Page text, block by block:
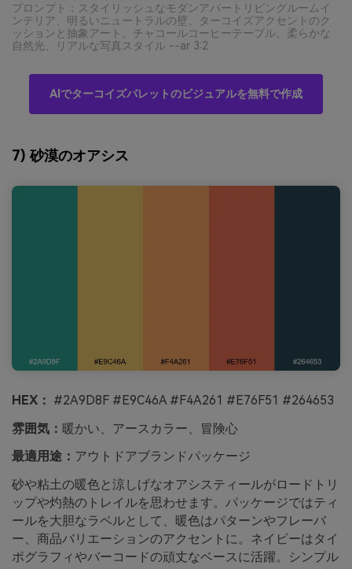
プロンプト：スタイリッシュなモダンアパートリビングルームイ
ンテリア、明るいニュートラルの壁、ターコイズアクセントのク
ッションと抽象アート、チャコールコーヒーテーブル、柔らかな
自然光、リアルな写真スタイル --ar 3:2
AIでターコイズパレットのビジュアルを無料で作成
7) 砂漠のオアシス
HEX： #2A9D8F #E9C46A #F4A261 #E76F51 #264653
雰囲気： 暖かい、アースカラー、冒険心
最適用途： アウトドアブランドパッケージ
砂や粘土の暖色と涼しげなオアシスティールがロードトリ
ップや灼熱のトレイルを思わせます。パッケージではティ
ールを大胆なラベルとして、暖色はパターンやフレーバ
ー、商品バリエーションのアクセントに。ネイビーはタイ
ポグラフィやバーコードの頑丈なベースに活躍。シンプル